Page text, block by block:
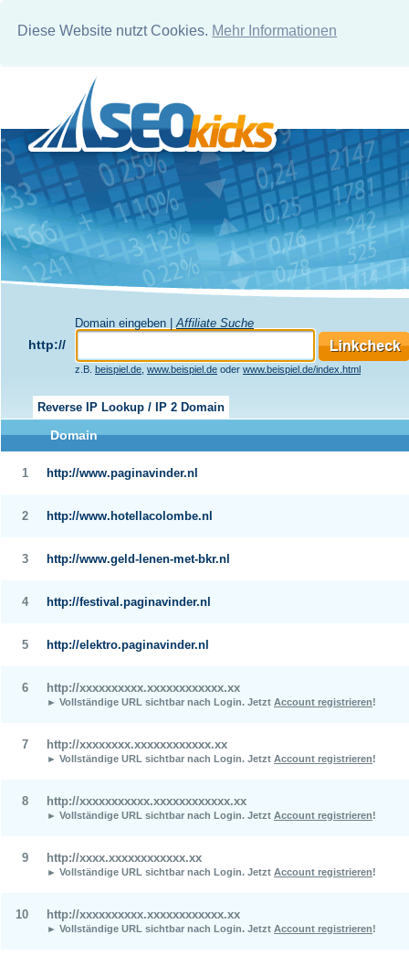
Diese Website nutzt Cookies. Mehr Informationen
Domain eingeben | Affiliate Suche
http://
z.B. beispiel.de www.beispiel.de oder www.beispiel.de/index.html
Reverse IP Lookup / IP 2 Domain
Domain
1 http://www.paginavinder.nl
2 http://www.hotellacolombe.nl
3 http://www.geld-lenen-met-bkr.nl
4 http://festival.paginavinder.nl
5 http://elektro.paginavinder.nl
6 http://xxxxxxxxxx.xxxxxxxxxxxx.xx
► Vollständige URL sichtbar nach Login. Jetzt Account registrieren!
7 http://xxxxxxxx.xxxxxxxxxxxx.xx
► Vollständige URL sichtbar nach Login. Jetzt Account registrieren!
8 http://xxxxxxxxxxx.xxxxxxxxxxxx.xx
► Vollständige URL sichtbar nach Login. Jetzt Account registrieren!
9 http://xxxx.xxxxxxxxxxxx.xx
► Vollständige URL sichtbar nach Login. Jetzt Account registrieren!
10 http://xxxxxxxxxx.xxxxxxxxxxxx.xx
► Vollständige URL sichtbar nach Login. Jetzt Account registrieren!